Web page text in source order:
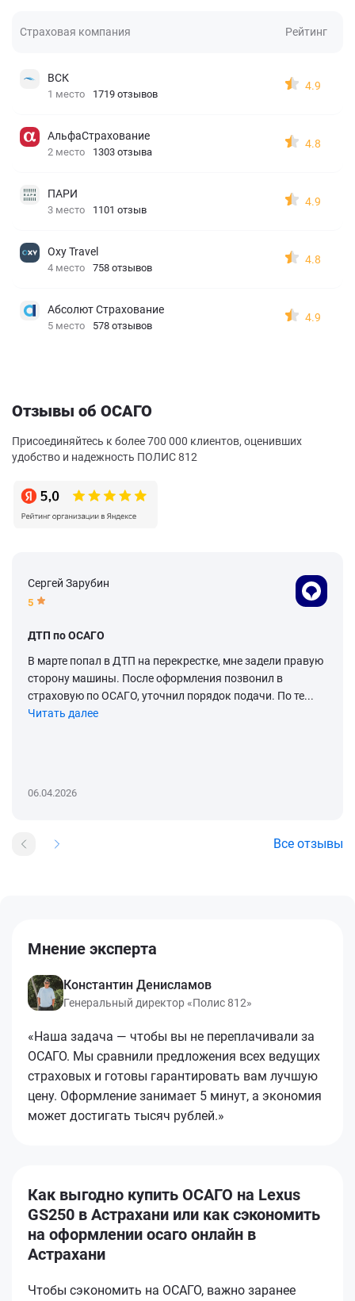
Страховая компания Рейтинг
ВСК
1 место 1719 отзывов
4.9
АльфаСтрахование
2 место 1303 отзыва
4.8
ПАРИ
3 место 1101 отзыв
4.9
Oxy Travel
4 место 758 отзывов
4.8
Абсолют Страхование
5 место 578 отзывов
4.9
Отзывы об ОСАГО
Присоединяйтесь к более 700 000 клиентов, оценивших
удобство и надежность ПОЛИС 812
Сергей Зарубин
5
ДТП по ОСАГО
В марте попал в ДТП на перекрестке, мне задели правую
сторону машины. После оформления позвонил в
страховую по ОСАГО, уточнил порядок подачи. По те...
Читать далее
06.04.2026
Все отзывы
Мнение эксперта
Константин Денисламов
Генеральный директор «Полис 812»
«Наша задача — чтобы вы не переплачивали за
ОСАГО. Мы сравнили предложения всех ведущих
страховых и готовы гарантировать вам лучшую
цену. Оформление занимает 5 минут, а экономия
может достигать тысяч рублей.»
Как выгодно купить ОСАГО на Lexus
GS250 в Астрахани или как сэкономить
на оформлении осаго онлайн в
Астрахани
Чтобы сэкономить на ОСАГО, важно заранее